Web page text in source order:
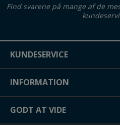
Find svarene på mange af de
KUNDESERVICE
INFORMATION
GODT AT VIDE